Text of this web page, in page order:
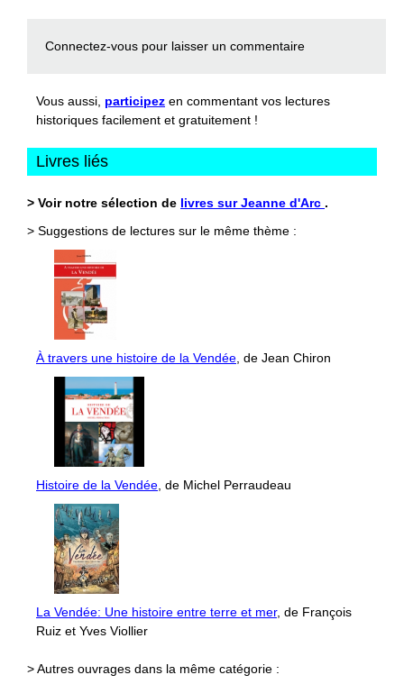
Connectez-vous pour laisser un commentaire
Vous aussi, participez en commentant vos lectures
historiques facilement et gratuitement !
Livres liés
> Voir notre sélection de livres sur Jeanne d'Arc .
> Suggestions de lectures sur le même thème :
À travers une histoire de la Vendée, de Jean Chiron
Histoire de la Vendée, de Michel Perraudeau
La Vendée: Une histoire entre terre et mer, de François
Ruiz et Yves Viollier
> Autres ouvrages dans la même catégorie :